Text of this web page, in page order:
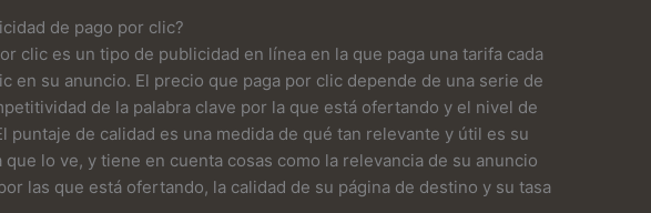
de pago por clic?
clic es un tipo de publicidad en línea en la que paga una tarifa cada
en su anuncio. El precio que paga por clic depende de una serie de
de la palabra clave por la que está ofertando y el nivel de
puntaje de calidad es una medida de qué tan relevante y útil es su
que lo ve, y tiene en cuenta cosas como la relevancia de su anuncio
las que está ofertando, la calidad de su página de destino y su tasa